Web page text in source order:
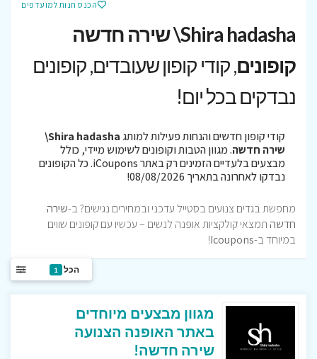
הכנס חנות למועדפים
Shira hadasha\ שירה חדשה
קופונים, קודי קופון שעובדים, קופונים
נבדקים בכל יום!
קודי קופון חדשים והנחות פעילות למותג
Shira hadasha\
שירה חדשה. מגוון הטבות וקופונים לשימוש מיידי, כולל
מבצעים בלעדיים הזמינים רק באתר iCoupons. כל הקופונים
נבדקו לאחרונה בתאריך 08/08/2026!
מחפשת בגדים צנועים בסטייל עדכני ובמחירים נגישים? ב-שירה
חדשהתמצאי קולקציות אופנה לנשים – עכשיו עם קופונים שווים
במיוחד ב-Icoupons
!
הכל 1
מגוון מבצעים מיוחדים
באתר האופנה הצנועה
שירה חדשה!